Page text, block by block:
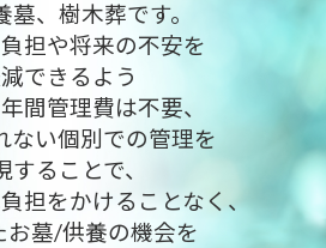
墓、樹木葬です。
担や将来の不安を
できるよう
間管理費は不要、
ない個別での管理を
することで、
担をかけることなく、
お墓/供養の機会を